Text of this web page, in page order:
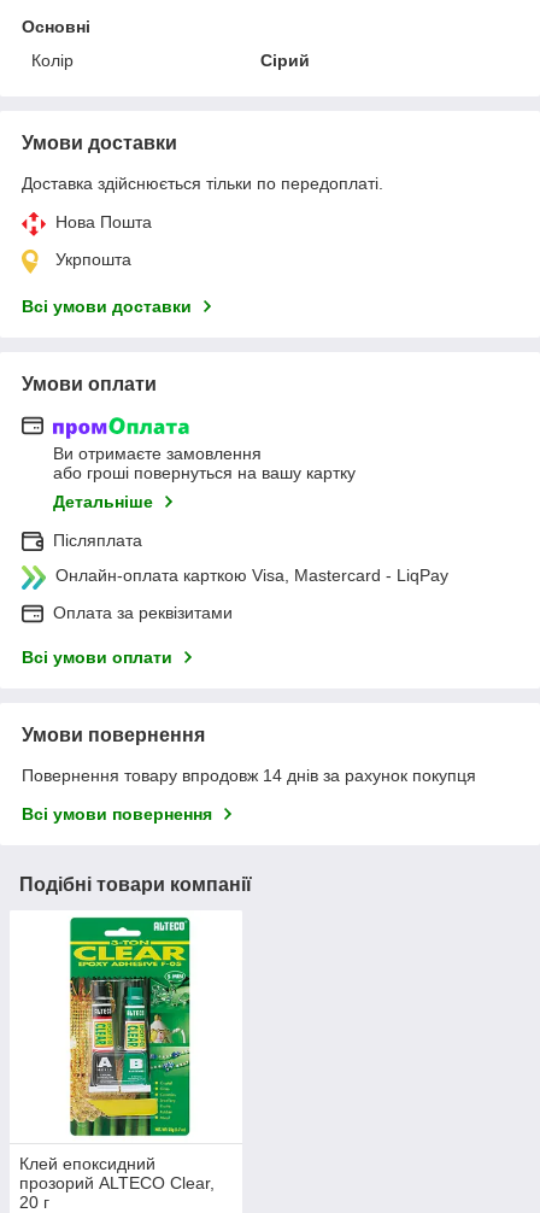
Основні
Колір
Сірий
Умови доставки
Доставка здійснюється тільки по передоплаті.
Нова Пошта
Укрпошта
Всі умови доставки
Умови оплати
Ви отримаєте замовлення
або гроші повернуться на вашу картку
Детальніше
Післяплата
Онлайн-оплата карткою Visa, Mastercard - LiqPay
Оплата за реквізитами
Всі умови оплати
Умови повернення
Повернення товару впродовж 14 днів за рахунок покупця
Всі умови повернення
Подібні товари компанії
Клей епоксидний
прозорий ALTECO Clear,
20 г